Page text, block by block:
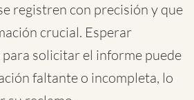
registren con precisión y que
crucial. Esperar
solicitar el informe puede
faltante o incompleta, lo